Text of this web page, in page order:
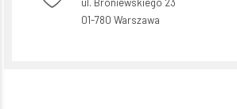
01-780 Warszawa